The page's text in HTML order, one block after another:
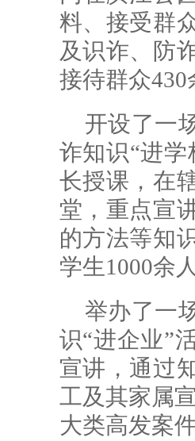
料、接受群
及识诈、防
接待群众
开设了一
诈知识“进
长授课，在
堂，重点宣
的方法等知
学生1000余
举办了一
识“进企业”
宣讲，通过
工及其家属
大类高发案